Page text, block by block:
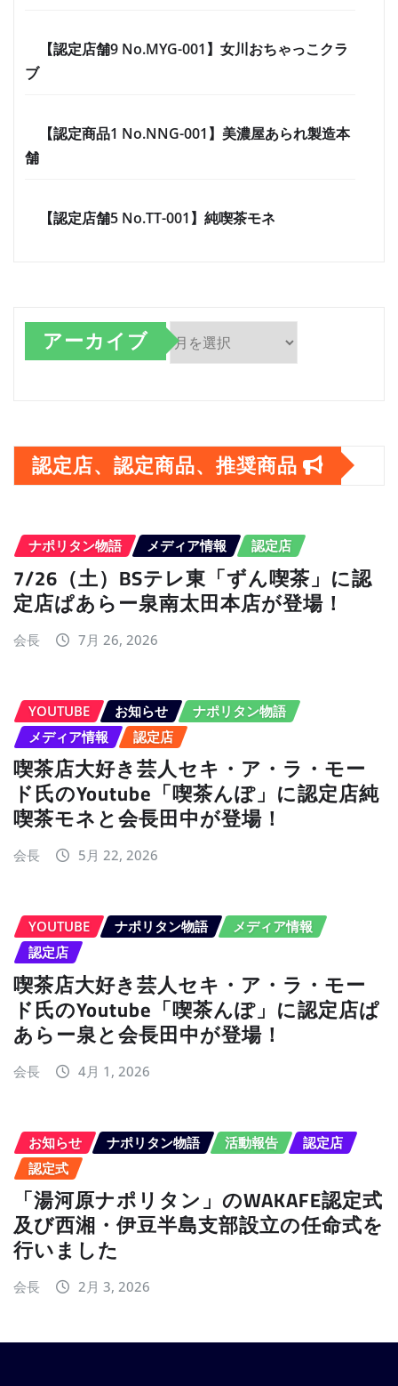
【認定店舗9 No.MYG-001】女川おちゃっこクラ
ブ
【認定商品1 No.NNG-001】美濃屋あられ製造本
舗
【認定店舗5 No.TT-001】純喫茶モネ
アーカイブ
カ
イ
認定店、認定商品、推奨商品
ナポリタン物語 メディア情報 認定店
7/26（土）BSテレ東「ずん喫茶」に認
定店ぱあらー泉南太田本店が登場！
会長 7月 26, 2026
YOUTUBE お知らせ
ナポリタン物語
メディア情報
認定店
喫茶店大好き芸人セキ・ア・ラ・モー
ド氏のYoutube「喫茶んぽ」に認定店純
喫茶モネと会長田中が登場！
会長 5月 22, 2026
YOUTUBE ナポリタン物語
メディア情報
認定店
喫茶店大好き芸人セキ・ア・ラ・モー
ド氏のYoutube「喫茶んぽ」に認定店ぱ
あらー泉と会長田中が登場！
会長 4月 1, 2026
お知らせ ナポリタン物語 活動報告
認定店
認定式
「湯河原ナポリタン」のWAKAFE認定式
及び西湘・伊豆半島支部設立の任命式を
行いました
会長 2月 3, 2026